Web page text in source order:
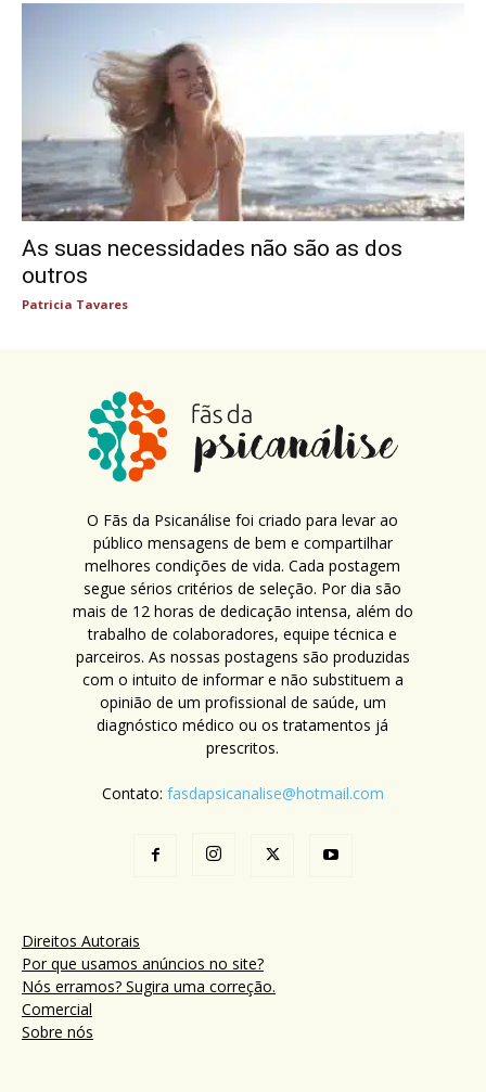
As suas necessidades não são as dos
outros
Patricia Tavares
O Fãs da Psicanálise foi criado para levar ao
público mensagens de bem e compartilhar
melhores condições de vida. Cada postagem
segue sérios critérios de seleção. Por dia são
mais de 12 horas de dedicação intensa, além do
trabalho de colaboradores, equipe técnica e
parceiros. As nossas postagens são produzidas
com o intuito de informar e não substituem a
opinião de um profissional de saúde, um
diagnóstico médico ou os tratamentos já
prescritos.
Contato: fasdapsicanalise@hotmail.com
Direitos Autorais
Por que usamos anúncios no site?
Nós erramos? Sugira uma correção.
Comercial
Sobre nós